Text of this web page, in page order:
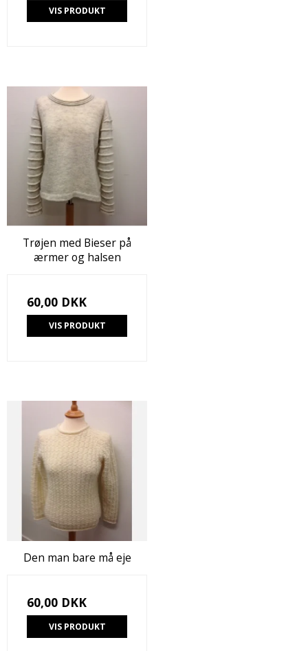
VIS PRODUKT
Trøjen med Bieser på
ærmer og halsen
60,00 DKK
VIS PRODUKT
Den man bare må eje
60,00 DKK
VIS PRODUKT